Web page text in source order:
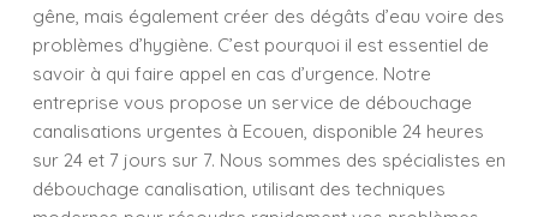
gêne, mais également créer des dégâts d’eau voire des
problèmes d’hygiène. C’est pourquoi il est essentiel de
savoir à qui faire appel en cas d’urgence. Notre
entreprise vous propose un service de débouchage
canalisations urgentes à Ecouen, disponible 24 heures
sur 24 et 7 jours sur 7. Nous sommes des spécialistes en
débouchage canalisation, utilisant des techniques